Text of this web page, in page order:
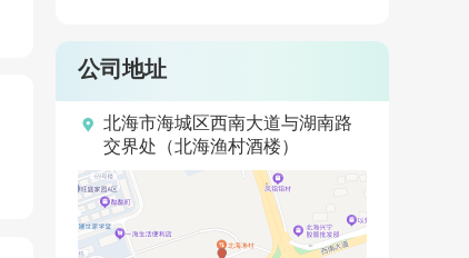
公司地址
 北海市海城区西南大道与湖南路
交界处（北海渔村酒楼）